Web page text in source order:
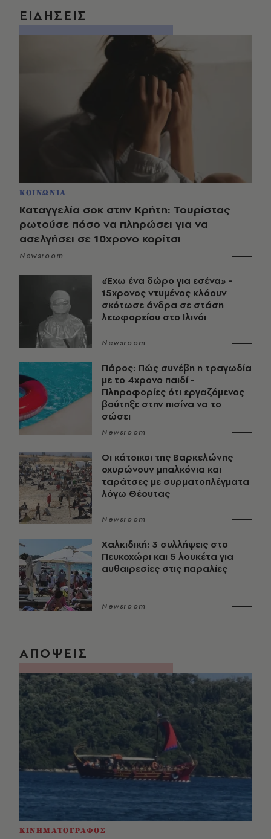
ΕΙΔΗΣΕΙΣ
ΚΟΙΝΩΝΙΑ
Καταγγελία σοκ στην Κρήτη: Τουρίστας
ρωτούσε πόσο να πληρώσει για να
ασελγήσει σε 10χρονο κορίτσι
Newsroom
«Έχω ένα δώρο για εσένα» -
15χρονος ντυμένος κλόουν
σκότωσε άνδρα σε στάση
λεωφορείου στο Ιλινόι
Newsroom
Πάρος: Πώς συνέβη η τραγωδία
με το 4χρονο παιδί -
Πληροφορίες ότι εργαζόμενος
βούτηξε στην πισίνα να το
σώσει
Newsroom
Οι κάτοικοι της Βαρκελώνης
οχυρώνουν μπαλκόνια και
ταράτσες με συρματοπλέγματα
λόγω Θέουτας
Newsroom
Χαλκιδική: 3 συλλήψεις στο
Πευκοχώρι και 5 λουκέτα για
αυθαιρεσίες στις παραλίες
Newsroom
ΑΠΟΨΕΙΣ
ΚΙΝΗΜΑΤΟΓΡΑΦΟΣ